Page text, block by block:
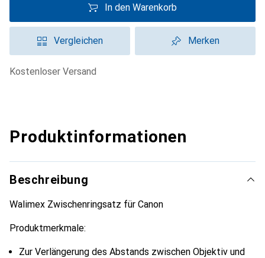
In den Warenkorb
Vergleichen Merken
kostenloser Versand
Produktinformationen
Beschreibung
Walimex Zwischenringsatz für Canon
Produktmerkmale:
Zur Verlängerung des Abstands zwischen Objektiv und